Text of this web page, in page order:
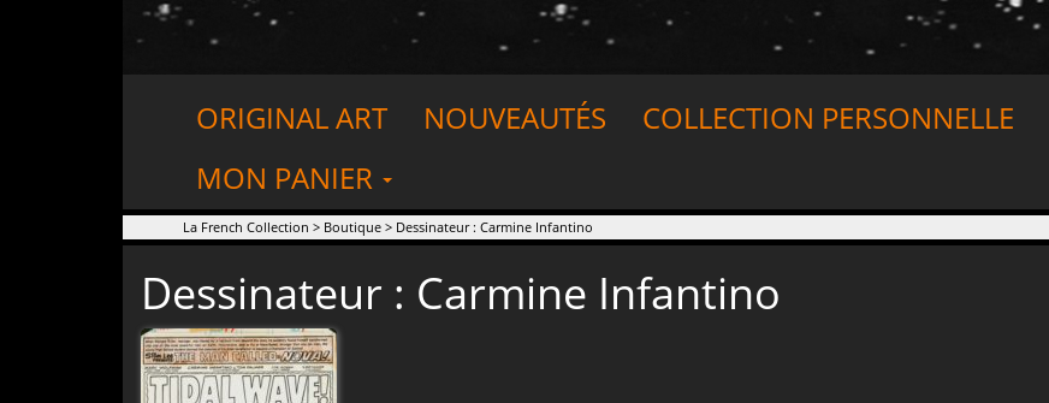
ORIGINAL ART NOUVEAUTÉS COLLECTION PERSONNELLE
MON PANIER
La French Collection > Boutique > Dessinateur : Carmine Infantino
Dessinateur : Carmine Infantino